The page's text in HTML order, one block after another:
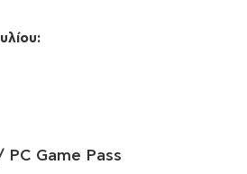
:
PC Game Pass